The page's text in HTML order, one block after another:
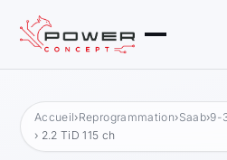
Accueil›Reprogrammation›Saab›9-
› 2.2 TiD 115 ch